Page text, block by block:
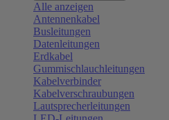
Alle anzeigen
Antennenkabel
Busleitungen
Datenleitungen
Erdkabel
Gummischlauchleitungen
Kabelverbinder
Kabelverschraubungen
Lautsprecherleitungen